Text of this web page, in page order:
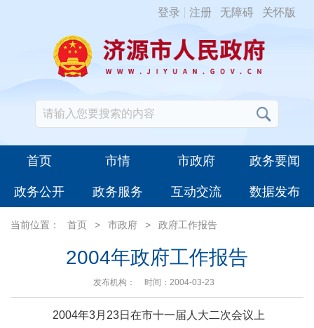
登录 注册 无障碍 关怀版
首页 市情 市政府 政务要闻
政务公开 政务服务 互动交流 数据发布
当前位置： 首页 > 市政府 > 政府工作报告
2004年政府工作报告
发布机构： 时间：2004-03-23
2004年3月23日在市十一届人大二次会议上